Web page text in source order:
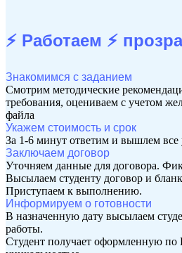
⚡ Работаем ⚡
Знакомимся с заданием
Смотрим методические
требования, оцениваем с учетом
файла
Укажем стоимость и срок
За 1-6 минут ответим и вышлем все
Заключаем договор
Уточняем данные для договора.
Высылаем студенту договор и
Приступаем к выполнению.
Информируем о готовности
В назначенную дату высылаем
работы.
Студент получает оформленную